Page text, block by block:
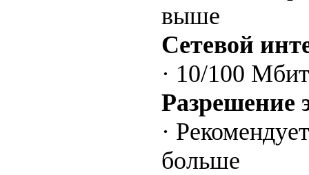
выше
Сетевой
· 10/100
Разрешение
·
больше